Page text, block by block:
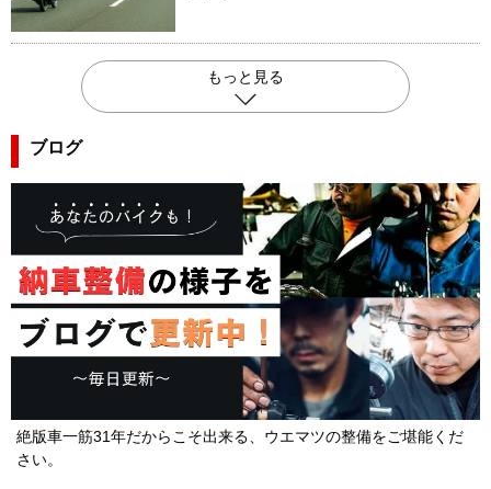
もっと見る
ブログ
絶版車一筋31年だからこそ出来る、ウエマツの整備をご堪能くだ
さい。